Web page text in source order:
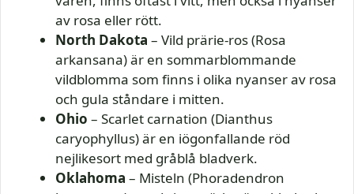
av rosa eller rött.
North Dakota – Vild prärie-ros (Rosa
arkansana) är en sommarblommande
vildblomma som finns i olika nyanser av rosa
och gula ståndare i mitten.
Ohio – Scarlet carnation (Dianthus
caryophyllus) är en iögonfallande röd
nejlikesort med gråblå bladverk.
Oklahoma – Misteln (Phoradendron